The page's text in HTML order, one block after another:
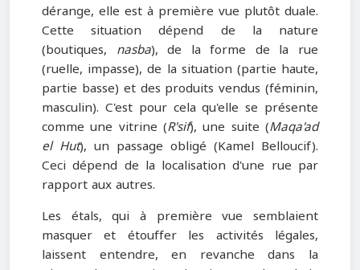
dérange, elle est à première vue plutôt duale.
Cette situation dépend de la nature
(boutiques, nasba), de la forme de la rue
(ruelle, impasse), de la situation (partie haute,
partie basse) et des produits vendus (féminin,
masculin). C'est pour cela qu'elle se présente
comme une vitrine (R'sif), une suite (Maqa'ad
el Hut), un passage obligé (Kamel Belloucif).
Ceci dépend de la localisation d'une rue par
rapport aux autres.
Les étals, qui à première vue semblaient
masquer et étouffer les activités légales,
laissent entendre, en revanche dans la